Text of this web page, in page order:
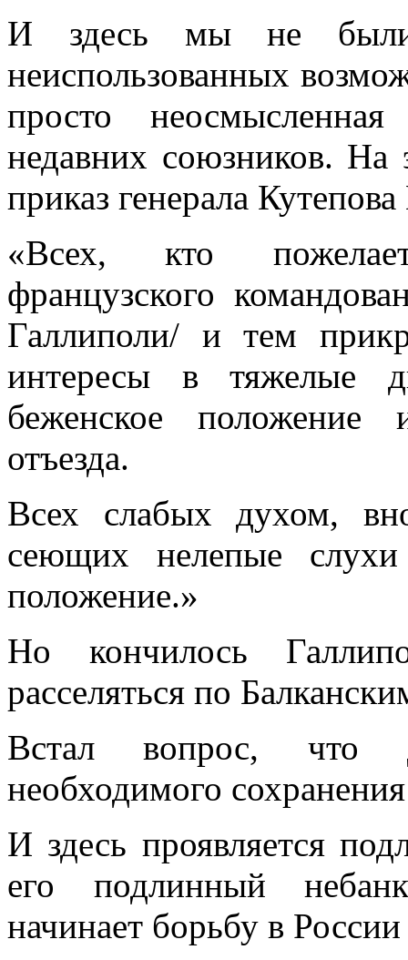
И здесь мы не
неиспользованных
просто
недавних союзников. На
приказ генерала
«Всех, кто
французского
Галлиполи/ и тем
интересы в тяжелые
беженское положение
отъезда.
Всех слабых духом,
сеющих нелепые
положение.»
Но кончилось
расселяться по
Встал вопрос, что
необходимого
И здесь проявляется
его подлинный
начинает борьбу в